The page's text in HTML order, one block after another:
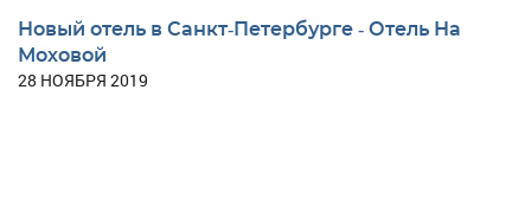
Новый отель в Санкт-Петербурге - Отель На
Моховой
28 НОЯБРЯ 2019